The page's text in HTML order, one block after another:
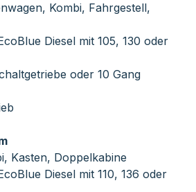
Kombi, Fahrgestell,
Diesel mit 105, 130 oder
oder 10 Gang
Kasten, Doppelkabine
Diesel mit 110, 136 oder